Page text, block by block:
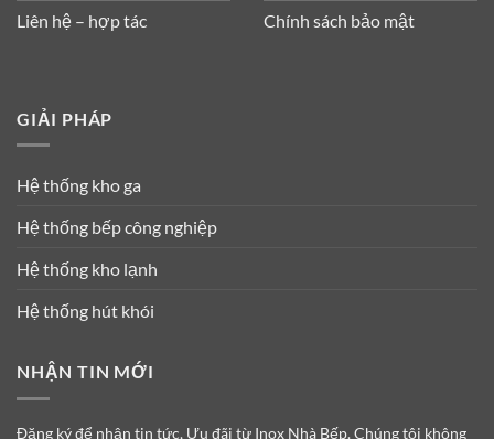
Liên hệ – hợp tác Chính sách bảo mật
GIẢI PHÁP
Hệ thống kho ga
Hệ thống bếp công nghiệp
Hệ thống kho lạnh
Hệ thống hút khói
NHẬN TIN MỚI
Đăng ký để nhận tin tức, Ưu đãi từ Inox Nhà Bếp. Chúng tôi không